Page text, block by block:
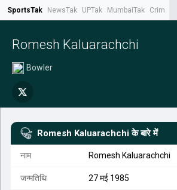
SportsTak NewsTak UPTak MumbaiTak CrimeTak
Romesh Kaluarachchi
Bowler
Romesh Kaluarachchi के बारे में
नाम Romesh Kaluarachchi
जन्मतिथि 27 मई 1985